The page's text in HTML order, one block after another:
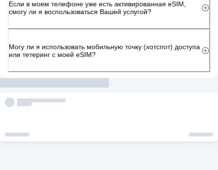
Если в моем телефоне уже есть активированная eSIM,
смогу ли я воспользоваться Вашей услугой?
Могу ли я использовать мобильную точку (хотспот) доступа
или тетеринг с моей eSIM?